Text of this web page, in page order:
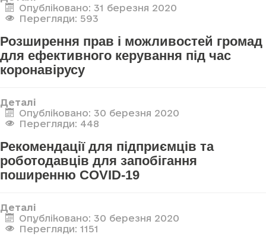
Опубліковано: 31 березня 2020
Перегляди: 593
Розширення прав і можливостей громад
для ефективного керування під час
коронавірусу
Деталі
Опубліковано: 30 березня 2020
Перегляди: 448
Рекомендації для підприємців та
роботодавців для запобігання
поширенню COVID-19
Деталі
Опубліковано: 30 березня 2020
Перегляди: 1151